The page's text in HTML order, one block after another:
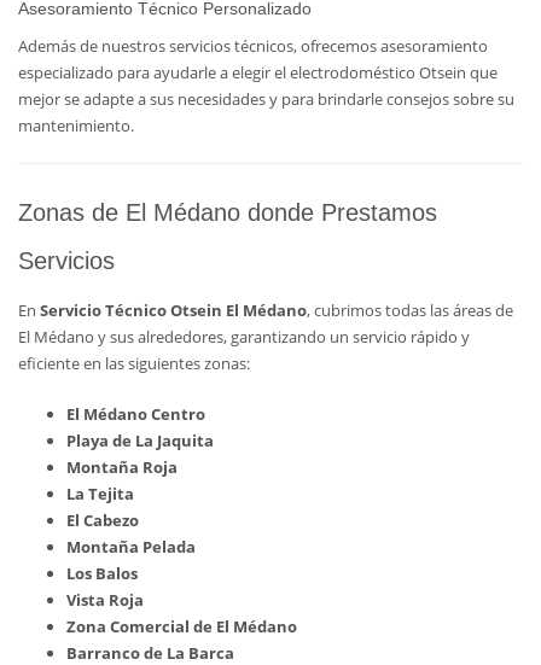
Asesoramiento Técnico Personalizado
Además de nuestros servicios técnicos, ofrecemos asesoramiento
especializado para ayudarle a elegir el electrodoméstico Otsein que
mejor se adapte a sus necesidades y para brindarle consejos sobre su
mantenimiento.
Zonas de El Médano donde Prestamos
Servicios
En Servicio Técnico Otsein El Médano, cubrimos todas las áreas de
El Médano y sus alrededores, garantizando un servicio rápido y
eficiente en las siguientes zonas:
El Médano Centro
Playa de La Jaquita
Montaña Roja
La Tejita
El Cabezo
Montaña Pelada
Los Balos
Vista Roja
Zona Comercial de El Médano
Barranco de La Barca